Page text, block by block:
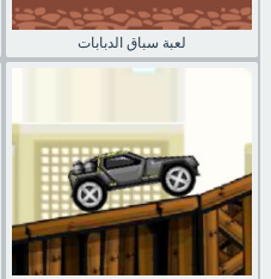
لعبة سباق الدبابات